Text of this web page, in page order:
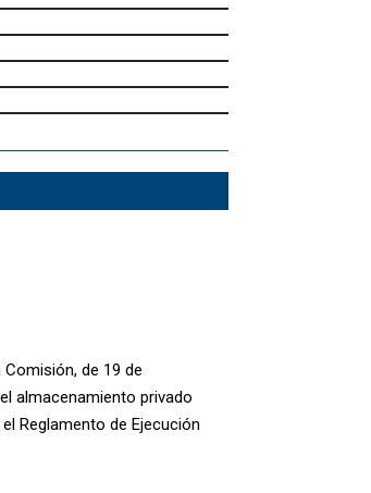
de 19 de
almacenamiento privado
Reglamento de Ejecución